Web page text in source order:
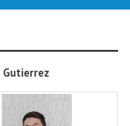
Gutierrez